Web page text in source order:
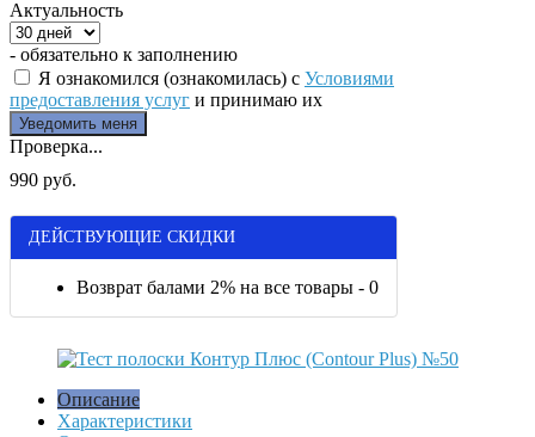
Актуальность
- обязательно к заполнению
Я ознакомился (ознакомилась) с Условиями
предоставления услуг и принимаю их
Проверка...
990 руб.
ДЕЙСТВУЮЩИЕ СКИДКИ
Возврат балами 2% на все товары - 0
Описание
Характеристики